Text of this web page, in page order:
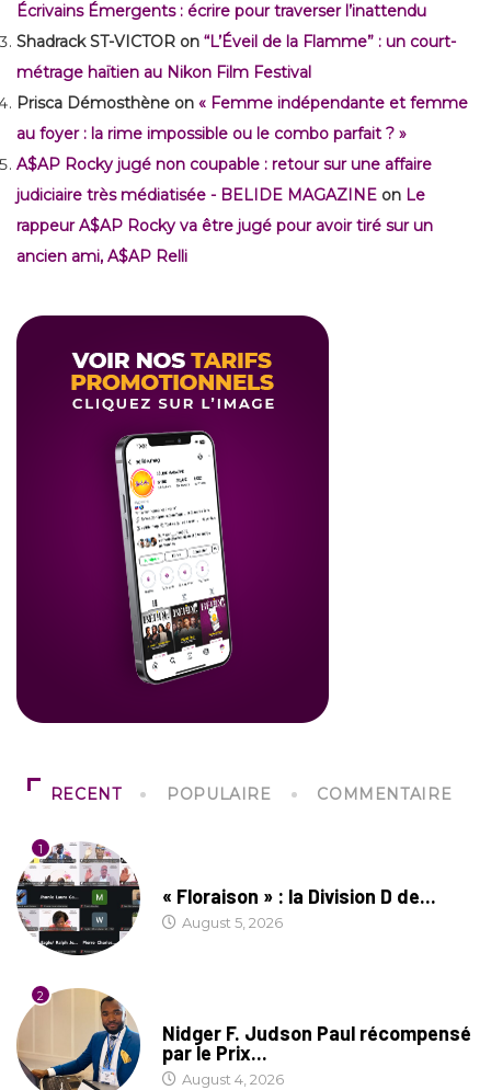
Écrivains Émergents : écrire pour traverser l’inattendu
Shadrack ST-VICTOR on “L’Éveil de la Flamme” : un court-
métrage haïtien au Nikon Film Festival
Prisca Démosthène on « Femme indépendante et femme
au foyer : la rime impossible ou le combo parfait ? »
A$AP Rocky jugé non coupable : retour sur une affaire
judiciaire très médiatisée - BELIDE MAGAZINE on Le
rappeur A$AP Rocky va être jugé pour avoir tiré sur un
ancien ami, A$AP Relli
RECENT POPULAIRE COMMENTAIRE
1
« Floraison » : la Division D de...
August 5, 2026
2
Nidger F. Judson Paul récompensé
par le Prix...
August 4, 2026